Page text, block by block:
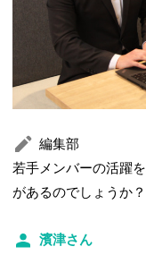
編集部
若手メンバーの活躍
があるのでしょうか？
濱津さん